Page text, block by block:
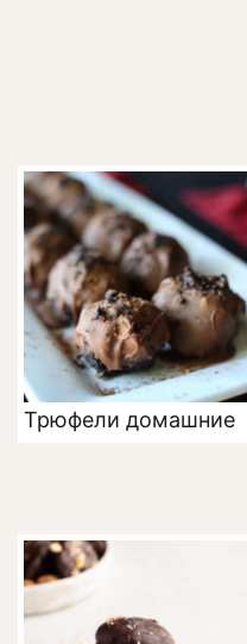
Трюфели домашние